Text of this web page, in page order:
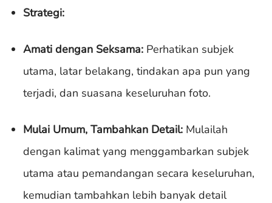
Strategi:
Amati dengan Seksama: Perhatikan subjek
utama, latar belakang, tindakan apa pun yang
terjadi, dan suasana keseluruhan foto.
Mulai Umum, Tambahkan Detail: Mulailah
dengan kalimat yang menggambarkan subjek
utama atau pemandangan secara keseluruhan,
kemudian tambahkan lebih banyak detail